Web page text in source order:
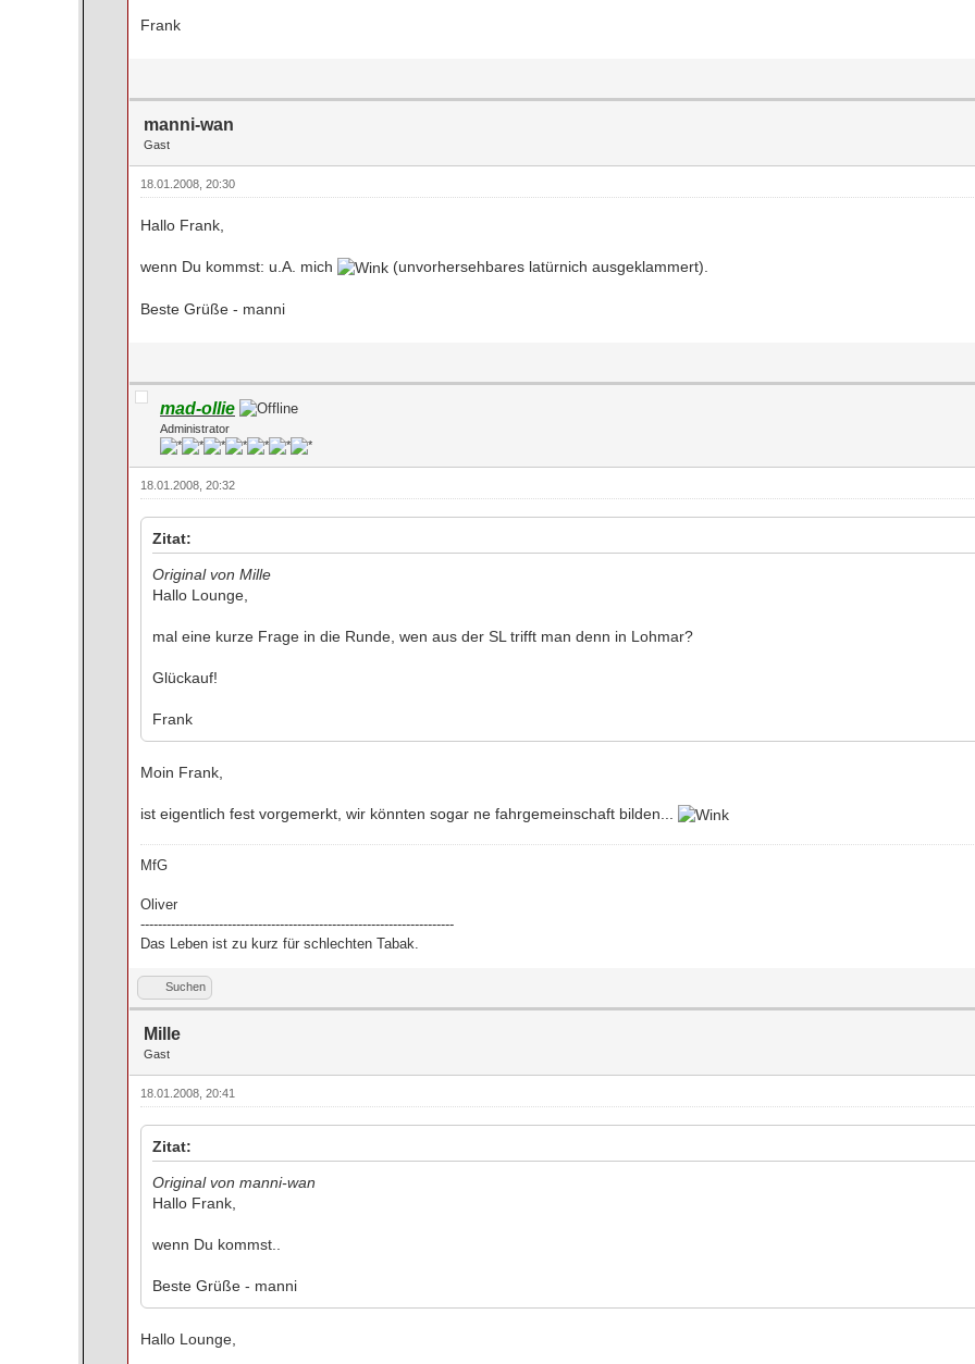
Frank
manni-wan
Gast
18.01.2008, 20:30
Hallo Frank,
wenn Du kommst: u.A. mich (unvorhersehbares latürnich ausgeklammert).
Beste Grüße - manni
mad-ollie
Administrator
18.01.2008, 20:32
Zitat:
Original von Mille
Hallo Lounge,
mal eine kurze Frage in die Runde, wen aus der SL trifft man denn in Lohmar?
Glückauf!
Frank
Moin Frank,
ist eigentlich fest vorgemerkt, wir könnten sogar ne fahrgemeinschaft bilden...
MfG
Oliver
------------------------------------------------------------------------
Das Leben ist zu kurz für schlechten Tabak.
Suchen
Mille
Gast
18.01.2008, 20:41
Zitat:
Original von manni-wan
Hallo Frank,
wenn Du kommst..
Beste Grüße - manni
Hallo Lounge,